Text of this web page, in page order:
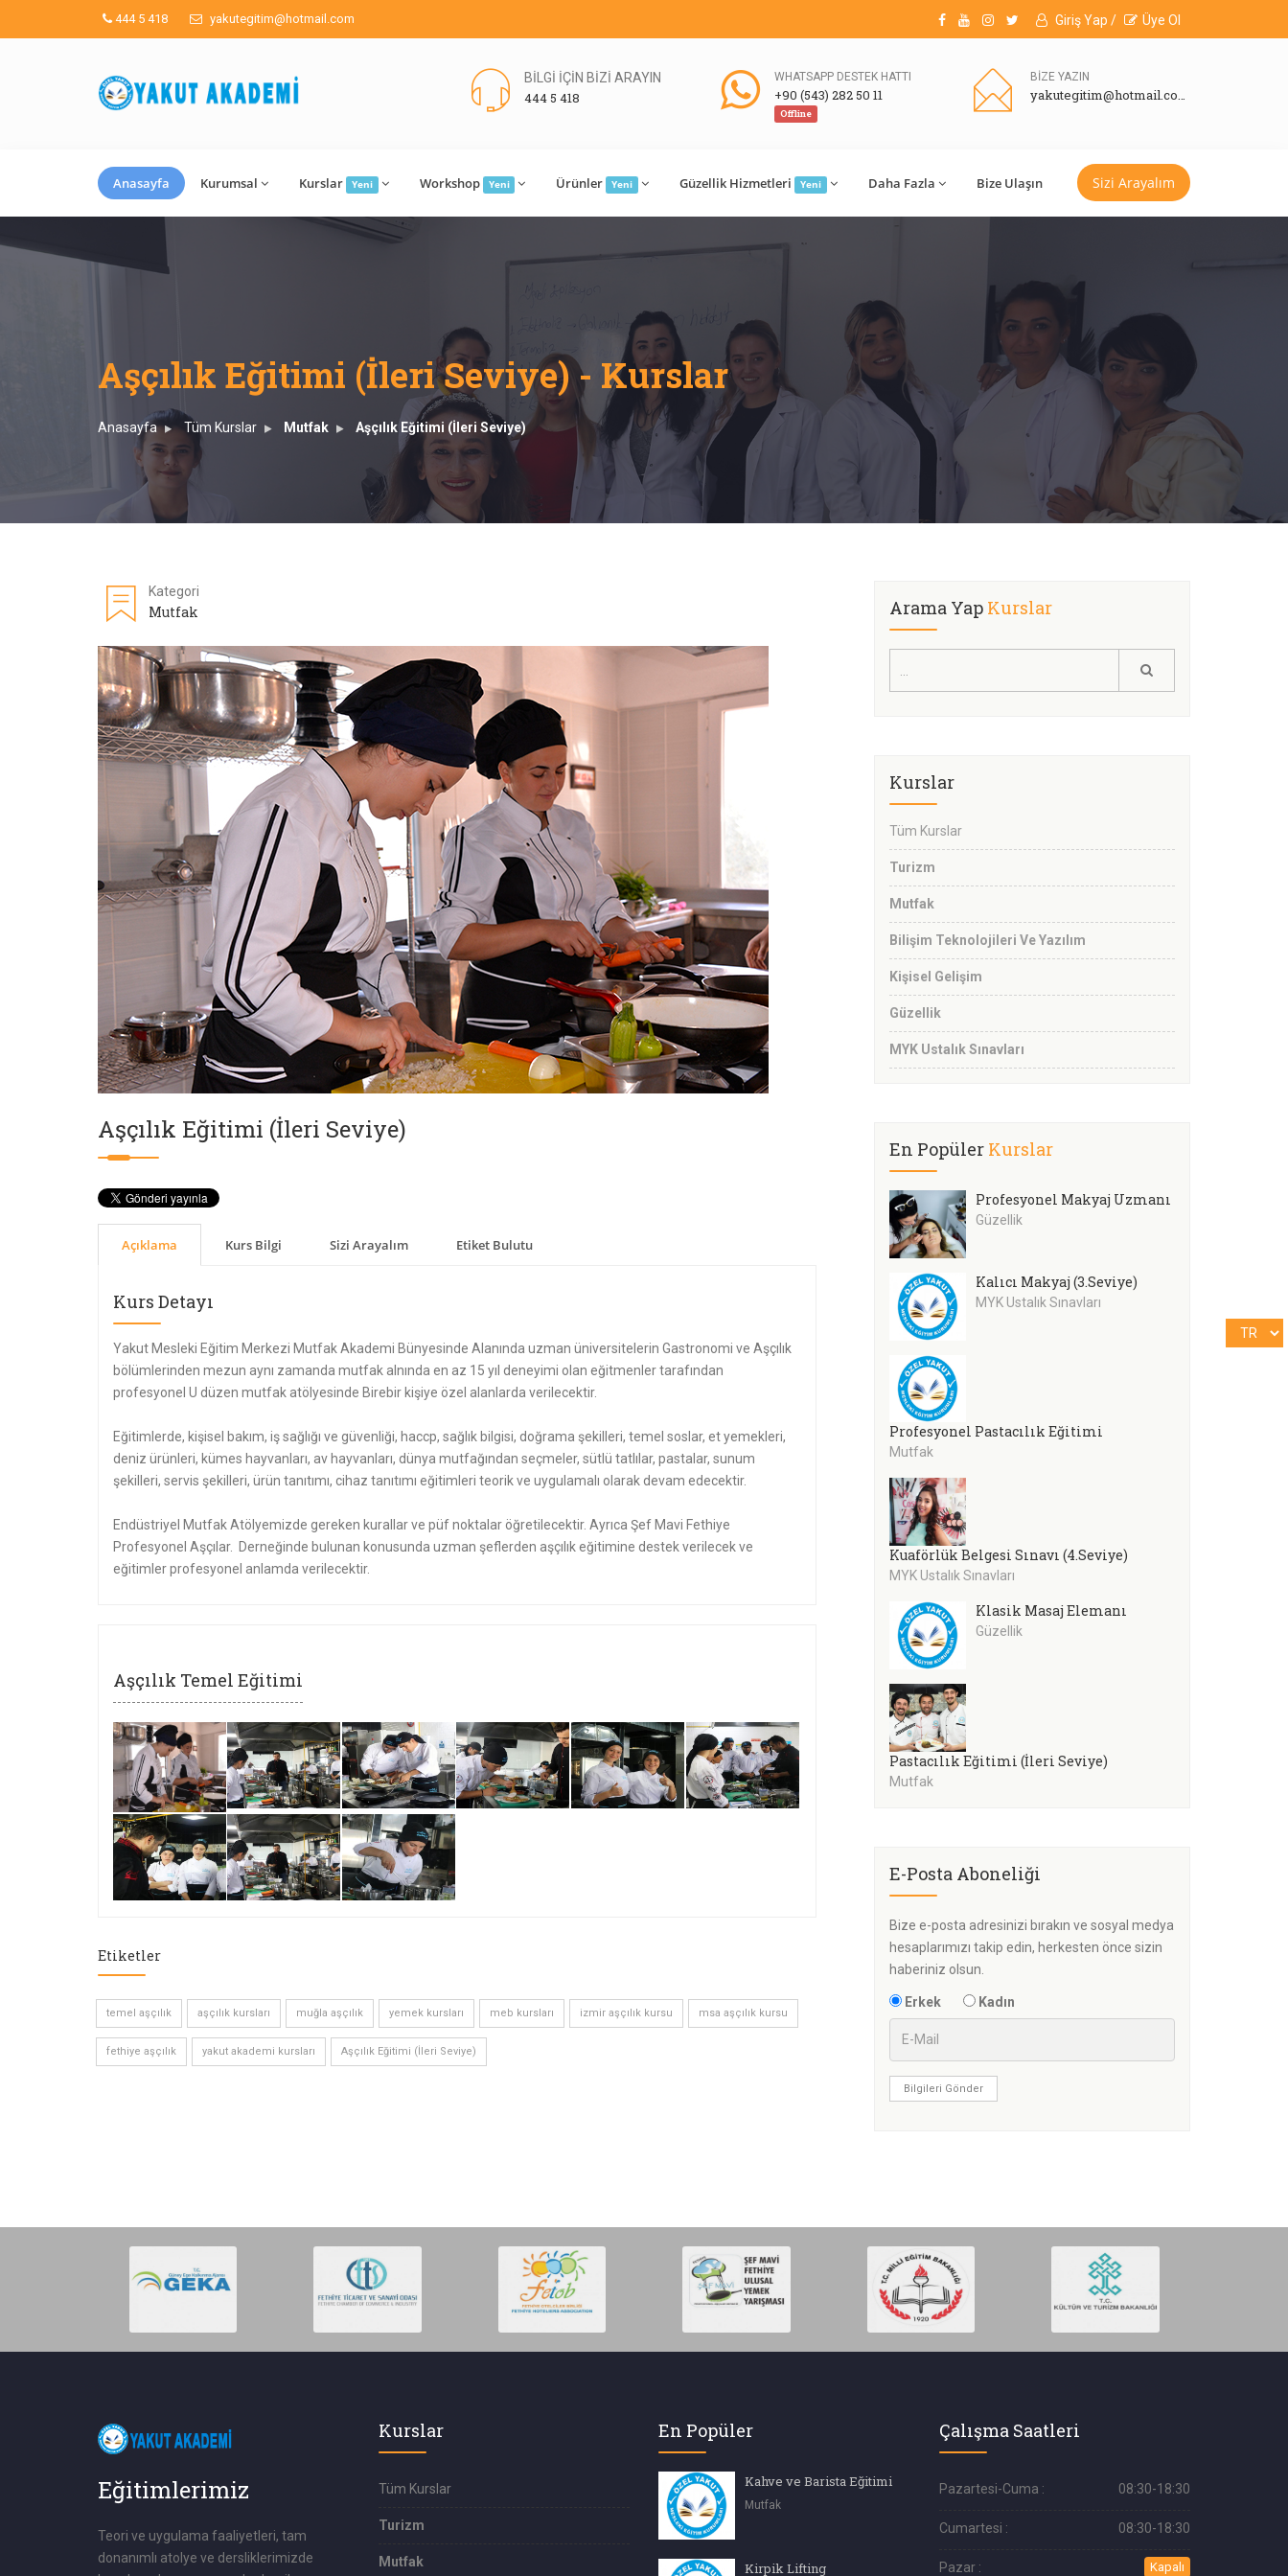
444 5 418 yakutegitim@hotmail.com Giriş Yap / Üye Ol
BİLGİ İÇİN BİZİ ARAYIN
444 5 418
WHATSAPP DESTEK HATTI
+90 (543) 282 50 11
Offline
BİZE YAZIN
yakutegitim@hotmail.com
Anasayfa Kurumsal Kurslar Yeni Workshop Yeni Ürünler Yeni Güzellik Hizmetleri Yeni Daha Fazla Bize Ulaşın Sizi Arayalım
Aşçılık Eğitimi (İleri Seviye) - Kurslar
Anasayfa Tüm Kurslar Mutfak Aşçılık Eğitimi (İleri Seviye)
Kategori
Mutfak
Aşçılık Eğitimi (İleri Seviye)
Açıklama Kurs Bilgi Sizi Arayalım Etiket Bulutu
Kurs Detayı
Yakut Mesleki Eğitim Merkezi Mutfak Akademi Bünyesinde Alanında uzman üniversitelerin Gastronomi ve Aşçılık
bölümlerinden mezun aynı zamanda mutfak alnında en az 15 yıl deneyimi olan eğitmenler tarafından
profesyonel U düzen mutfak atölyesinde Birebir kişiye özel alanlarda verilecektir.
Eğitimlerde, kişisel bakım, iş sağlığı ve güvenliği, haccp, sağlık bilgisi, doğrama şekilleri, temel soslar, et yemekleri,
deniz ürünleri, kümes hayvanları, av hayvanları, dünya mutfağından seçmeler, sütlü tatlılar, pastalar, sunum
şekilleri, servis şekilleri, ürün tanıtımı, cihaz tanıtımı eğitimleri teorik ve uygulamalı olarak devam edecektir.
Endüstriyel Mutfak Atölyemizde gereken kurallar ve püf noktalar öğretilecektir. Ayrıca Şef Mavi Fethiye
Profesyonel Aşçılar. Derneğinde bulunan konusunda uzman şeflerden aşçılık eğitimine destek verilecek ve
eğitimler profesyonel anlamda verilecektir.
Aşçılık Temel Eğitimi
Etiketler
temel aşçılık aşçılık kursları muğla aşçılık yemek kursları meb kursları izmir aşçılık kursu msa aşçılık kursu
fethiye aşçılık yakut akademi kursları Aşçılık Eğitimi (İleri Seviye)
Arama Yap Kurslar
Kurslar
Tüm Kurslar
Turizm
Mutfak
Bilişim Teknolojileri Ve Yazılım
Kişisel Gelişim
Güzellik
MYK Ustalık Sınavları
En Popüler Kurslar
Profesyonel Makyaj Uzmanı
Güzellik
Kalıcı Makyaj (3.Seviye)
MYK Ustalık Sınavları
Profesyonel Pastacılık Eğitimi
Mutfak
Kuaförlük Belgesi Sınavı (4.Seviye)
MYK Ustalık Sınavları
Klasik Masaj Elemanı
Güzellik
Pastacılık Eğitimi (İleri Seviye)
Mutfak
E-Posta Aboneliği
Bize e-posta adresinizi bırakın ve sosyal medya
hesaplarımızı takip edin, herkesten önce sizin
haberiniz olsun.
Erkek Kadın
Bilgileri Gönder
Eğitimlerimiz
Teori ve uygulama faaliyetleri, tam
donanımlı atolye ve dersliklerimizde
Kurslar
Tüm Kurslar
Turizm
Mutfak
En Popüler
Kahve ve Barista Eğitimi
Mutfak
Kirpik Lifting
Çalışma Saatleri
Pazartesi-Cuma : 08:30-18:30
Cumartesi : 08:30-18:30
Pazar : Kapalı